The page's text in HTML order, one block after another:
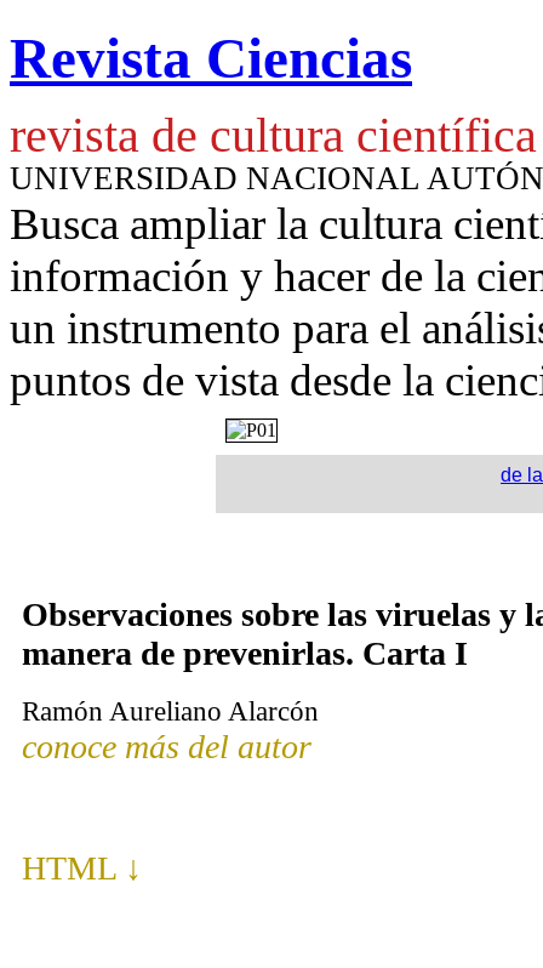
Revista Ciencias
revista de cultura científica
UNIVERSIDAD NACIONAL
Busca ampliar la cultura
información y hacer de la
un instrumento para el
puntos de vista desde la
de
Observaciones sobre las viruelas y
manera de prevenirlas. Carta I
Ramón Aureliano Alarcón
conoce más del autor
HTML ↓